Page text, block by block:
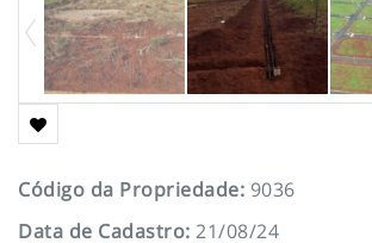
Código da Propriedade: 9036
Data de Cadastro: 21/08/24